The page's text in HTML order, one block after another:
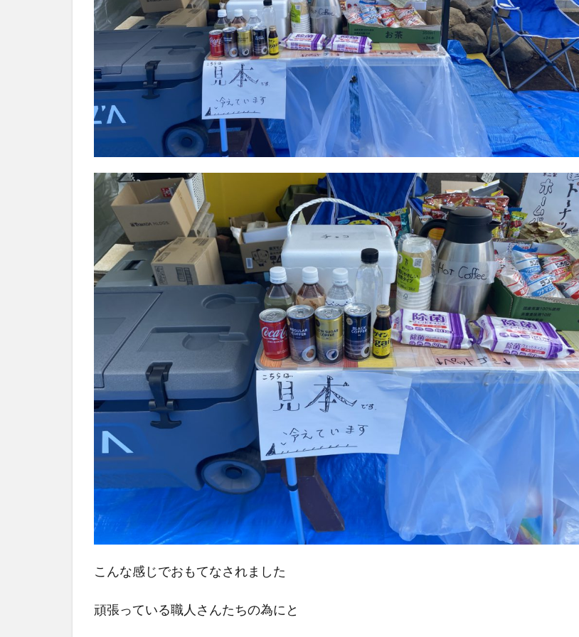
こんな感じでおもてなされました
頑張っている職人さんたちの為にと